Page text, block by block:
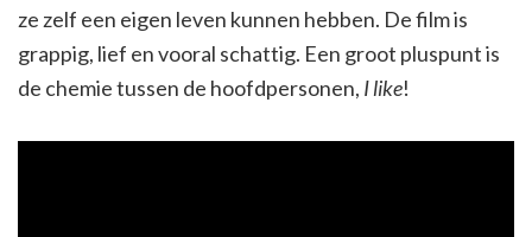
ze zelf een eigen leven kunnen hebben. De film is
grappig, lief en vooral schattig. Een groot pluspunt is
de chemie tussen de hoofdpersonen, I like!